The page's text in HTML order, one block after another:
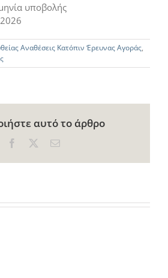
υποβολής
Αναθέσεις Κατόπιν Έρευνας Αγοράς,
αυτό το άρθρο
Facebook Email